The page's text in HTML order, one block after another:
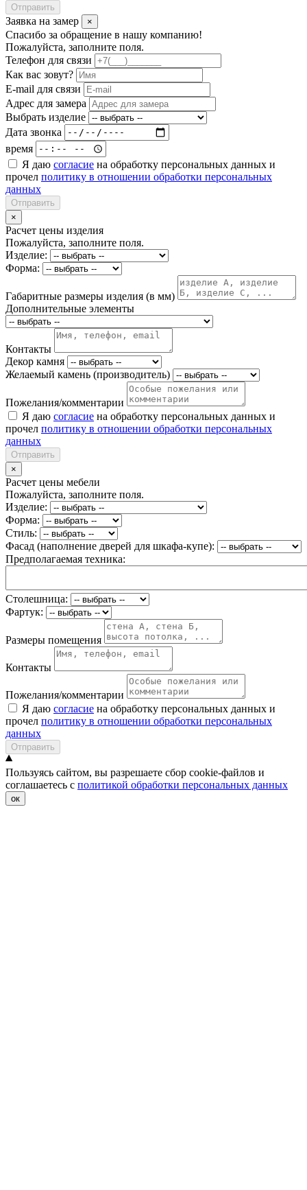
Отправить
Заявка на замер ×
Спасибо за обращение в нашу компанию!
Пожалуйста, заполните поля.
Телефон для связи
Как вас зовут?
E-mail для связи
Адрес для замера
Выбрать изделие
Дата звонка
время
Я даю согласие на обработку персональных данных и
прочел политику в отношении обработки персональных
данных
Отправить
×
Расчет цены изделия
Пожалуйста, заполните поля.
Изделие:
Форма:
Габаритные размеры изделия (в мм)
Дополнительные элементы
Контакты
Декор камня
Желаемый камень (производитель)
Пожелания/комментарии
Я даю согласие на обработку персональных данных и
прочел политику в отношении обработки персональных
данных
Отправить
×
Расчет цены мебели
Пожалуйста, заполните поля.
Изделие:
Форма:
Стиль:
Фасад (наполнение дверей для шкафа-купе):
Предполагаемая техника:
Столешница:
Фартук:
Размеры помещения
Контакты
Пожелания/комментарии
Я даю согласие на обработку персональных данных и
прочел политику в отношении обработки персональных
данных
Отправить
Пользуясь сайтом, вы разрешаете сбор cookie-файлов и
соглашаетесь с политикой обработки персональных данных
ок